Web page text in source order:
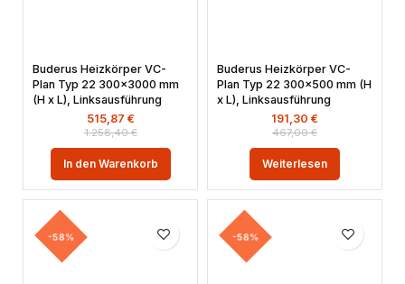
Buderus Heizkörper VC-
Plan Typ 22 300×3000 mm
(H x L), Linksausführung
1.258,40€
515,87 €
In den Warenkorb
Buderus Heizkörper VC-
Plan Typ 22 300×500 mm (H
x L), Linksausführung
467,00€
191,30 €
Weiterlesen
-58% -58%